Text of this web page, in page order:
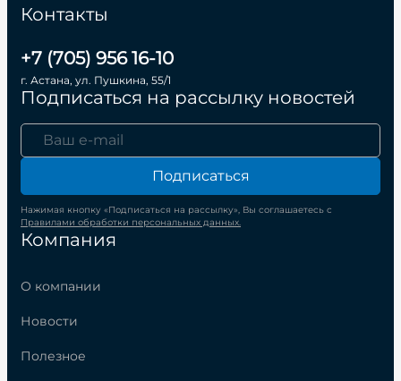
Компания
О компании
Новости
Полезное
Контакты
+7 (705) 956 16-10
г. Астана, ул. Пушкина, 55/1
Подписаться на рассылку новостей
Подписаться
Нажимая кнопку «Подписаться на рассылку», Вы соглашаетесь с
Правилами обработки персональных данных.